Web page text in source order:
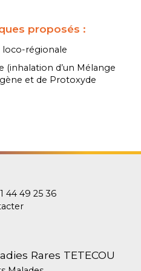
proposés :
loco-régionale
(inhalation d’un Mélange
et de Protoxyde
44 49 25 36
Rares TETECOU